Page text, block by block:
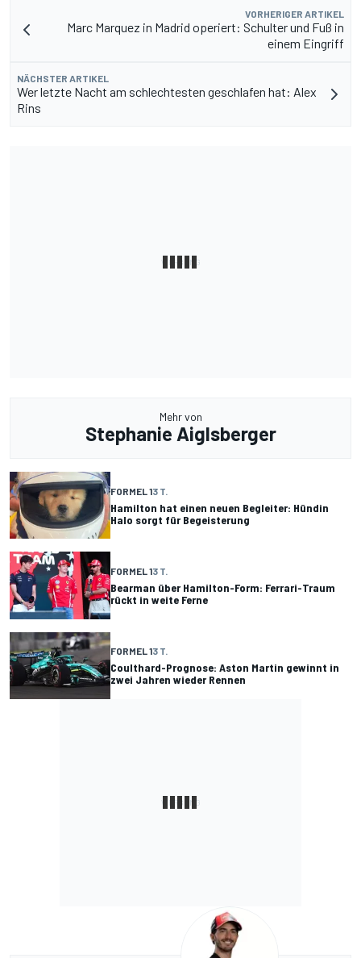
VORHERIGER ARTIKEL
Marc Marquez in Madrid operiert: Schulter und Fuß in
einem Eingriff
NÄCHSTER ARTIKEL
Wer letzte Nacht am schlechtesten geschlafen hat: Alex
Rins
Mehr von
Stephanie Aiglsberger
FORMEL 13 T.
Hamilton hat einen neuen Begleiter: Hündin
Halo sorgt für Begeisterung
FORMEL 13 T.
Bearman über Hamilton-Form: Ferrari-Traum
rückt in weite Ferne
FORMEL 13 T.
Coulthard-Prognose: Aston Martin gewinnt in
zwei Jahren wieder Rennen